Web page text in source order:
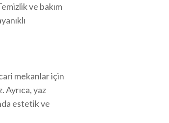
ve bakım
mekanlar için
Ayrıca, yaz
estetik ve